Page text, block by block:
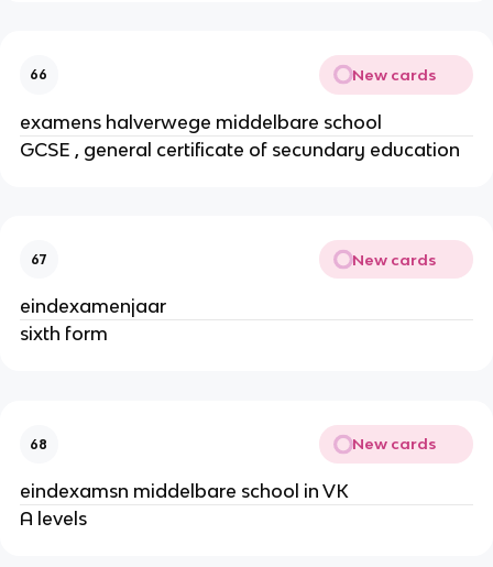
66 New cards
examens halverwege middelbare school
GCSE , general certificate of secundary education
67 New cards
eindexamenjaar
sixth form
68 New cards
eindexamsn middelbare school in VK
A levels